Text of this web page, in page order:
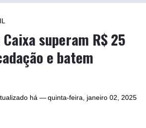
superam R$ 25
e batem
há —quinta-feira, janeiro 02, 2025